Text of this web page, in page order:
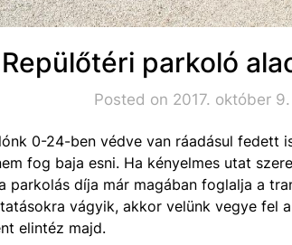
Repülőtéri parkoló
Posted on 2017. október
0-24-ben védve van ráadásul fedett
fog baja esni. Ha kényelmes utat
parkolás díja már magában foglalja a
vágyik, akkor velünk vegye fel
elintéz majd.